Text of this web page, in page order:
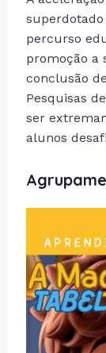
percurso
promoção a
conclusão
Pesquisas
ser
alunos